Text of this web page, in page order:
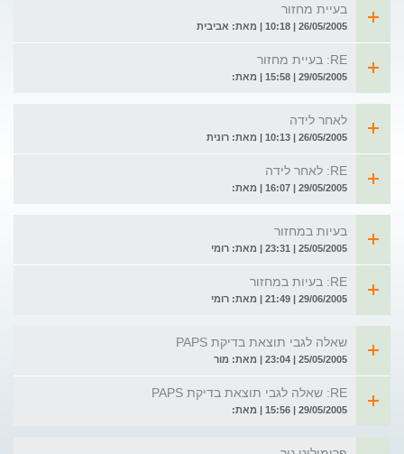
בעיית מחזור
26/05/2005 | 10:18 | מאת: אביבית
RE: בעיית מחזור
29/05/2005 | 15:58 | מאת:
לאחר לידה
26/05/2005 | 10:13 | מאת: רונית
RE: לאחר לידה
29/05/2005 | 16:07 | מאת:
בעיות במחזור
25/05/2005 | 23:31 | מאת: רומי
RE: בעיות במחזור
29/06/2005 | 21:49 | מאת: רומי
שאלה לגבי תוצאת בדיקת PAPS
25/05/2005 | 23:04 | מאת: מור
RE: שאלה לגבי תוצאת בדיקת PAPS
29/05/2005 | 15:56 | מאת: